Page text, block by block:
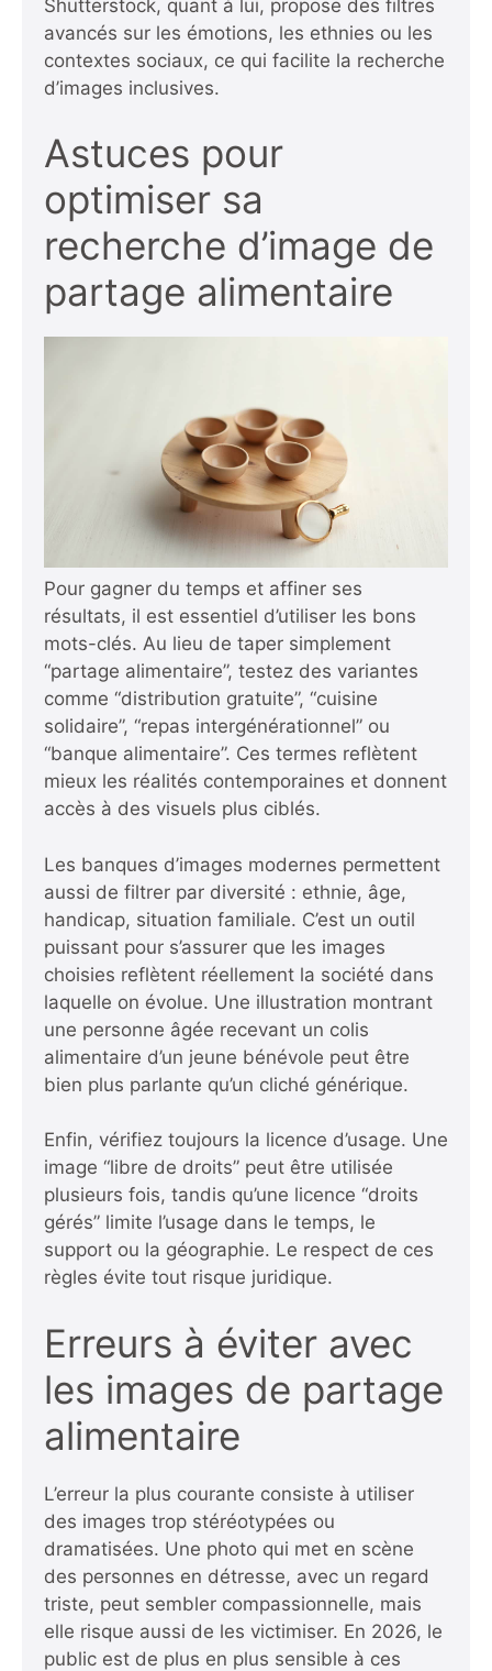
Shutterstock, quant à lui, propose des filtres
avancés sur les émotions, les ethnies ou les
contextes sociaux, ce qui facilite la recherche
d’images inclusives.
Astuces pour
optimiser sa
recherche d’image de
partage alimentaire
Pour gagner du temps et affiner ses
résultats, il est essentiel d’utiliser les bons
mots-clés. Au lieu de taper simplement
“partage alimentaire”, testez des variantes
comme “distribution gratuite”, “cuisine
solidaire”, “repas intergénérationnel” ou
“banque alimentaire”. Ces termes reflètent
mieux les réalités contemporaines et donnent
accès à des visuels plus ciblés.
Les banques d’images modernes permettent
aussi de filtrer par diversité : ethnie, âge,
handicap, situation familiale. C’est un outil
puissant pour s’assurer que les images
choisies reflètent réellement la société dans
laquelle on évolue. Une illustration montrant
une personne âgée recevant un colis
alimentaire d’un jeune bénévole peut être
bien plus parlante qu’un cliché générique.
Enfin, vérifiez toujours la licence d’usage. Une
image “libre de droits” peut être utilisée
plusieurs fois, tandis qu’une licence “droits
gérés” limite l’usage dans le temps, le
support ou la géographie. Le respect de ces
règles évite tout risque juridique.
Erreurs à éviter avec
les images de partage
alimentaire
L’erreur la plus courante consiste à utiliser
des images trop stéréotypées ou
dramatisées. Une photo qui met en scène
des personnes en détresse, avec un regard
triste, peut sembler compassionnelle, mais
elle risque aussi de les victimiser. En 2026, le
public est de plus en plus sensible à ces